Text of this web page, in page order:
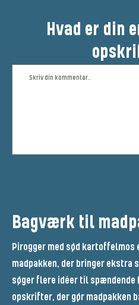
Hvad er din
Bagværk til
Pirogger med sød
madpakken, der bringer ekstra
søger flere idéer til
opskrifter, der gør madpakken